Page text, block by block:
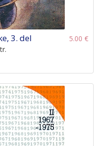
3. del
5.00 €